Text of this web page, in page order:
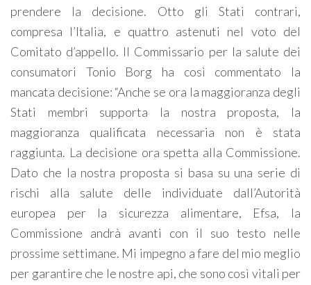
prendere la decisione. Otto gli Stati contrari,
compresa l’Italia, e quattro astenuti nel voto del
Comitato d’appello. Il Commissario per la salute dei
consumatori Tonio Borg ha così commentato la
mancata decisione: “Anche se ora la maggioranza degli
Stati membri supporta la nostra proposta, la
maggioranza qualificata necessaria non è stata
raggiunta. La decisione ora spetta alla Commissione.
Dato che la nostra proposta si basa su una serie di
rischi alla salute delle individuate dall’Autorità
europea per la sicurezza alimentare, Efsa, la
Commissione andrà avanti con il suo testo nelle
prossime settimane. Mi impegno a fare del mio meglio
per garantire che le nostre api, che sono così vitali per